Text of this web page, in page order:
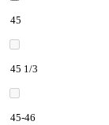
45
45 1/3
45-46